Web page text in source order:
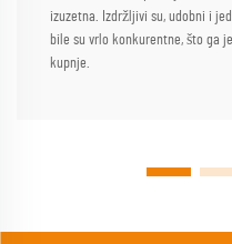
izuzetna. Izdržljivi su, udobni i
bile su vrlo konkurentne, što ga
kupnje.